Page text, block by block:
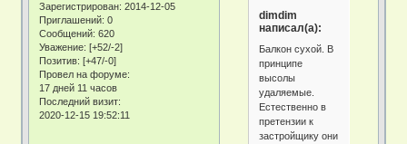
Зарегистрирован: 2014-12-05
Приглашений: 0
Сообщений: 620
Уважение: [+52/-2]
Позитив: [+47/-0]
Провел на форуме:
17 дней 11 часов
Последний визит:
2020-12-15 19:52:11
dimdim
написал(а):
Балкон сухой. В
принципе
высолы
удаляемые.
Естественно в
претензии к
застройщику они